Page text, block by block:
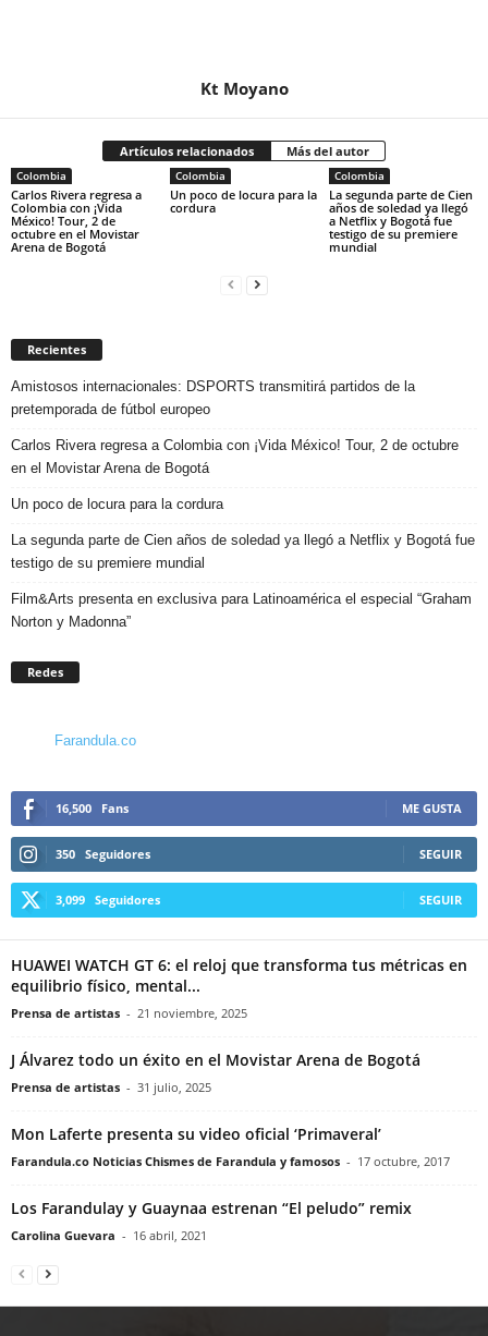
Kt Moyano
Artículos relacionados Más del autor
Colombia
Carlos Rivera regresa a
Colombia con ¡Vida
México! Tour, 2 de
octubre en el Movistar
Arena de Bogotá
Colombia
Un poco de locura para la
cordura
Colombia
La segunda parte de Cien
años de soledad ya llegó
a Netflix y Bogotá fue
testigo de su premiere
mundial
Recientes
Amistosos internacionales: DSPORTS transmitirá partidos de la
pretemporada de fútbol europeo
Carlos Rivera regresa a Colombia con ¡Vida México! Tour, 2 de octubre
en el Movistar Arena de Bogotá
Un poco de locura para la cordura
La segunda parte de Cien años de soledad ya llegó a Netflix y Bogotá fue
testigo de su premiere mundial
Film&Arts presenta en exclusiva para Latinoamérica el especial “Graham
Norton y Madonna”
Redes
Farandula.co
16,500 Fans ME GUSTA
350 Seguidores SEGUIR
3,099 Seguidores SEGUIR
HUAWEI WATCH GT 6: el reloj que transforma tus métricas en
equilibrio físico, mental...
Prensa de artistas - 21 noviembre, 2025
J Álvarez todo un éxito en el Movistar Arena de Bogotá
Prensa de artistas - 31 julio, 2025
Mon Laferte presenta su video oficial ‘Primaveral’
Farandula.co Noticias Chismes de Farandula y famosos - 17 octubre, 2017
Los Farandulay y Guaynaa estrenan “El peludo” remix
Carolina Guevara - 16 abril, 2021